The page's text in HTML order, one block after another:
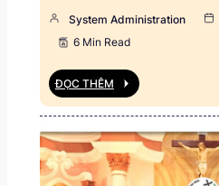
System Administration
6 Min Read
ĐỌC THÊM